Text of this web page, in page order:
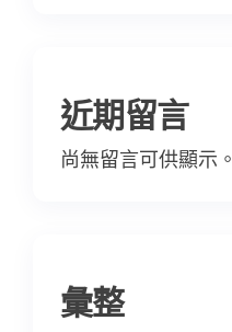
近期留言
尚無留言可供顯示。
彙整